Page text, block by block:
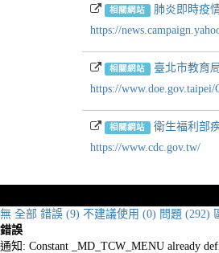
相關網站
肺炎即時疫
https://
相關網站
臺北市教育
https://www.doe.gov.taipei/
相關網站
衛生福利部
https://www.cdc.gov.tw/
無 全部 錯誤 (9) 不建議使用 (0) 問題 (292)
錯誤
通知: Constant _MD_TCW_MENU already